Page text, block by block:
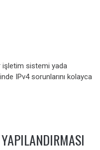
işletim sistemi yada
IPv4 sorunlarını kolayca